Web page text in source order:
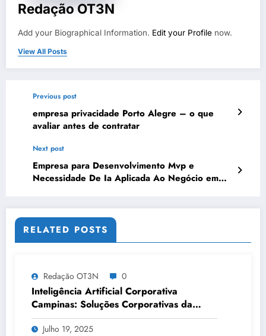
Redação OT3N
Add your Biographical Information. Edit your Profile now.
View All Posts
Previous post
empresa privacidade Porto Alegre – o que
avaliar antes de contratar
Next post
Empresa para Desenvolvimento Mvp e
Necessidade De Ia Aplicada Ao Negócio em
RELATED POSTS
Redação OT3N 0
Inteligência Artificial Corporativa
Campinas: Soluções Corporativas da
OT3N Brasil – Guia 3083
Julho 19, 2025